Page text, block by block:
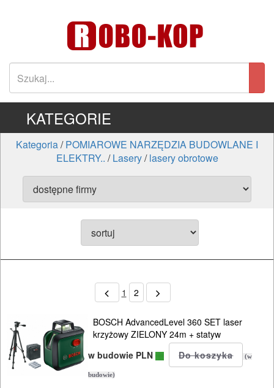
KATEGORIE
Kategoria/POMIAROWE NARZĘDZIA BUDOWLANE I
ELEKTRY.. /Lasery/lasery obrotowe
1 2
BOSCH AdvancedLevel 360 SET laser
krzyżowy ZIELONY 24m + statyw
w budowie PLN
(w
budowie)